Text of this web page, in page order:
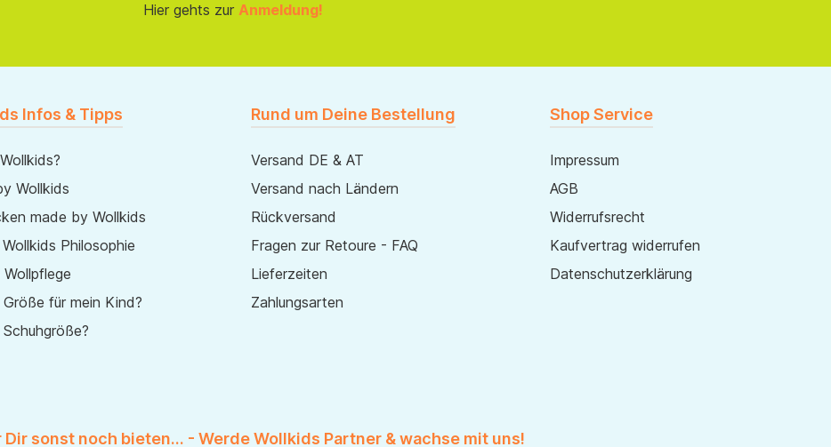
Hier gehts zur Anmeldung!
Infos & Tipps
Wollkids
made by Wollkids
Philosophie
Wollpflege
Größe für mein Kind?
Rund um Deine Bestellung
Versand DE & AT
Versand nach Ländern
Rückversand
Fragen zur Retoure - FAQ
Lieferzeiten
Zahlungsarten
Shop Service
Impressum
AGB
Widerrufsrecht
Kaufvertrag widerrufen
Datenschutzerklärung
Dir sonst noch bieten... - Werde Wollkids Partner & wachse mit uns!